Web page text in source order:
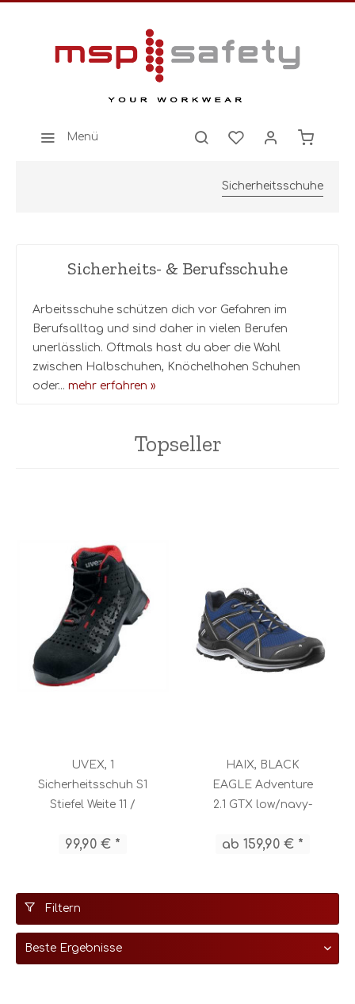
Menü
Sicherheitsschuhe
Sicherheits- & Berufsschuhe
Arbeitsschuhe schützen dich vor Gefahren im
Berufsalltag und sind daher in vielen Berufen
unerlässlich. Oftmals hast du aber die Wahl
zwischen Halbschuhen, Knöchelhohen Schuhen
oder... mehr erfahren »
Topseller
UVEX, 1
Sicherheitsschuh S1
Stiefel Weite 11 /
99,90 € *
HAIX, BLACK
EAGLE Adventure
2.1 GTX low/navy-
ab 159,90 € *
Filtern